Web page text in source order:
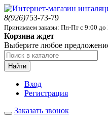
8(926)753-73-79
Принимаем заказы: Пн-Пт с 9:00
Корзина ждет
Выберите любое
Найти
Вход
Регистрация
Заказать звонок